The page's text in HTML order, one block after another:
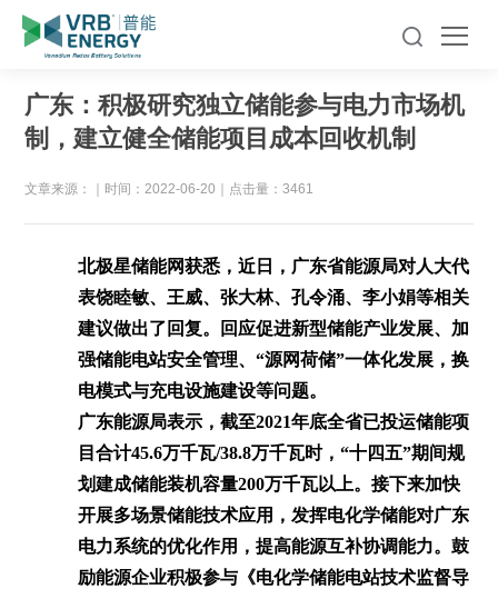
广东：积极研究独立储能参与电力市场机
制，建立健全储能项目成本回收机制
文章来源： 时间：2022-06-20 点击量：3461
北极星储能网获悉，近日，广东省能源局对人大代
表饶睦敏、王威、张大林、孔令涌、李小娟等相关
建议做出了回复。回应促进新型储能产业发展、加
强储能电站安全管理、“源网荷储”一体化发展，换
电模式与充电设施建设等问题。
广东能源局表示，截至2021年底全省已投运储能项
目合计45.6万千瓦/38.8万千瓦时，“十四五”期间规
划建成储能装机容量200万千瓦以上。接下来加快
开展多场景储能技术应用，发挥电化学储能对广东
电力系统的优化作用，提高能源互补协调能力。鼓
励能源企业积极参与《电化学储能电站技术监督导